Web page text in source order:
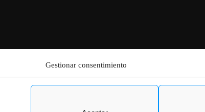
Gestionar consentimiento